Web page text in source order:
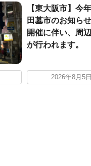
【東大阪市】今
田墓市のお知ら
開催に伴い、周
が行われます。
2026年8月5